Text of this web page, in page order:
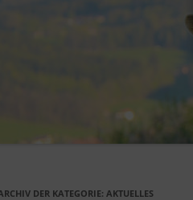
DER KATEGORIE: AKTUELLES